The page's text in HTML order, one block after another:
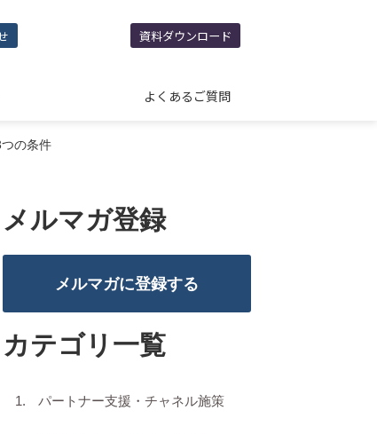
資料ダウンロード
よくあるご質問
の条件
メルマガ登録
メルマガに登録する
カテゴリ一覧
パートナー支援・チャネル施策